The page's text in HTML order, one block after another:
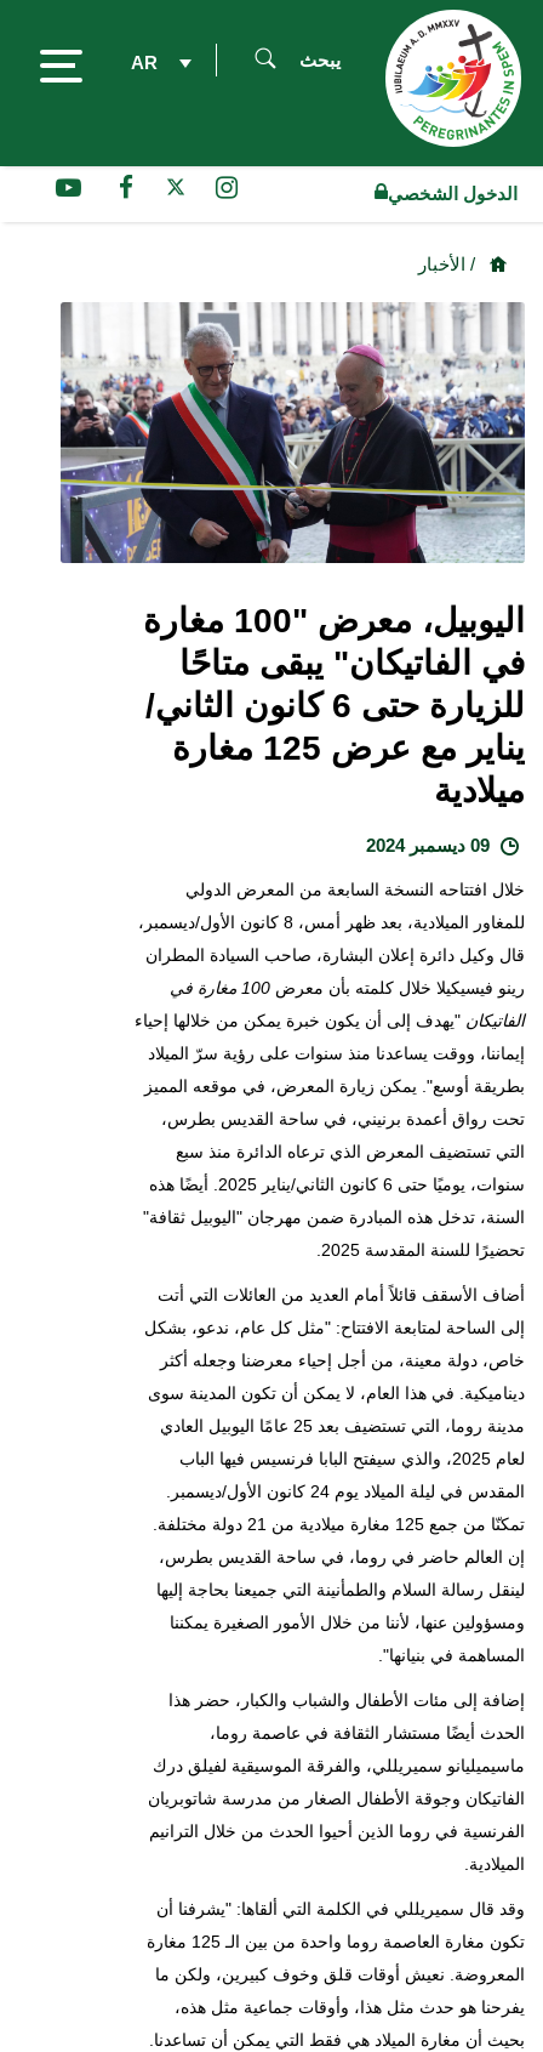
AR يبحث
الدخول الشخصي
/ الأخبار
اليوبيل، معرض "100 مغارة
في الفاتيكان" يبقى متاحًا
للزيارة حتى 6 كانون الثاني/
يناير مع عرض 125 مغارة
ميلادية
خلال افتتاحه النسخة السابعة من المعرض الدولي
للمغاور الميلادية، بعد ظهر أمس، 8 كانون الأول/ديسمبر،
قال وكيل دائرة إعلان البشارة، صاحب السيادة المطران
رينو فيسيكيلا خلال كلمته بأن معرض
100 مغارة في
الفاتيكان "يهدف إلى أن يكون خبرة يمكن من خلالها إحياء
إيماننا، ووقت يساعدنا منذ سنوات على رؤية سرّ الميلاد
بطريقة أوسع". يمكن زيارة المعرض، في موقعه المميز
تحت رواق أعمدة برنيني، في ساحة القديس بطرس،
التي تستضيف المعرض الذي ترعاه الدائرة منذ سبع
سنوات، يوميًا حتى 6 كانون الثاني/يناير 2025. أيضًا هذه
السنة، تدخل هذه المبادرة ضمن مهرجان "اليوبيل ثقافة"
تحضيرًا للسنة المقدسة 2025.
أضاف الأسقف قائلاً أمام العديد من العائلات التي أتت
إلى الساحة لمتابعة الافتتاح: "مثل كل عام، ندعو، بشكل
خاص، دولة معينة، من أجل إحياء معرضنا وجعله أكثر
ديناميكية. في هذا العام، لا يمكن أن تكون المدينة سوى
مدينة روما، التي تستضيف بعد 25 عامًا اليوبيل العادي
لعام 2025، والذي سيفتح البابا فرنسيس فيها الباب
المقدس في ليلة الميلاد يوم 24 كانون الأول/ديسمبر.
تمكنّا من جمع 125 مغارة ميلادية من 21 دولة مختلفة.
إن العالم حاضر في روما، في ساحة القديس بطرس،
لينقل رسالة السلام والطمأنينة التي جميعنا بحاجة إليها
ومسؤولين عنها، لأننا من خلال الأمور الصغيرة يمكننا
المساهمة في بنيانها".
إضافة إلى مئات الأطفال والشباب والكبار، حضر هذا
الحدث أيضًا مستشار الثقافة في عاصمة روما،
ماسيميليانو سميريللي، والفرقة الموسيقية لفيلق درك
الفاتيكان وجوقة الأطفال الصغار من مدرسة شاتوبريان
الفرنسية في روما الذين أحيوا الحدث من خلال الترانيم
الميلادية.
وقد قال سميريللي في الكلمة التي ألقاها: "يشرفنا أن
تكون مغارة العاصمة روما واحدة من بين الـ 125 مغارة
المعروضة. نعيش أوقات قلق وخوف كبيرين، ولكن ما
يفرحنا هو حدث مثل هذا، وأوقات جماعية مثل هذه،
بحيث أن مغارة الميلاد هي فقط التي يمكن أن تساعدنا.